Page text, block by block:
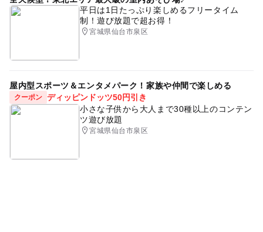
平日は1日たっぷり楽しめるフリータイム
制！遊び放題で超お得！
宮城県仙台市泉区
屋内型スポーツ＆エンタメパーク！家族や仲間で楽しめる
クーポン ディッピンドッツ50円引き
小さな子供から大人まで30種以上のコンテン
ツ遊び放題
宮城県仙台市泉区